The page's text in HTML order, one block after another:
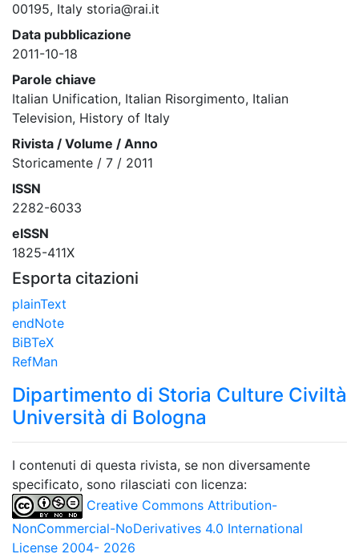
00195, Italy storia@rai.it
Data pubblicazione
2011-10-18
Parole chiave
Italian Unification, Italian Risorgimento, Italian
Television, History of Italy
Rivista / Volume / Anno
Storicamente / 7 / 2011
ISSN
2282-6033
eISSN
1825-411X
Esporta citazioni
plainText
endNote
BiBTeX
RefMan
Dipartimento di Storia Culture Civiltà
Università di Bologna
I contenuti di questa rivista, se non diversamente
specificato, sono rilasciati con licenza:
Creative Commons Attribution-
NonCommercial-NoDerivatives 4.0 International
License 2004- 2026